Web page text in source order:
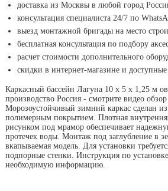
доставка из Москвы в любой город
консультация специалиста 24/7 по
выезд монтажной бригады на место
бесплатная консультация по подбору
расчет стоимости дополнительного
скидки в интернет-магазине и
Каркасный бассейн Лагуна 10 х 5 х 1,25 м
производство Россия - смотрите видео
Морозоустойчивый зимний каркас сделан
полимерным покрытием. Плотная
рисунком под мрамор обеспечивает
протечек воды. Монтаж под заглубление в
вкапываемая модель. Для установки
подпорные стенки. Инструкция по
необходимую информацию.